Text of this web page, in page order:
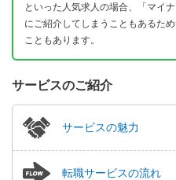
といった人気求人の場合、「マイ
にご紹介してしまうこともあるた
こともあります。
サービスのご紹介
サービスの魅力
転職サービスの流れ